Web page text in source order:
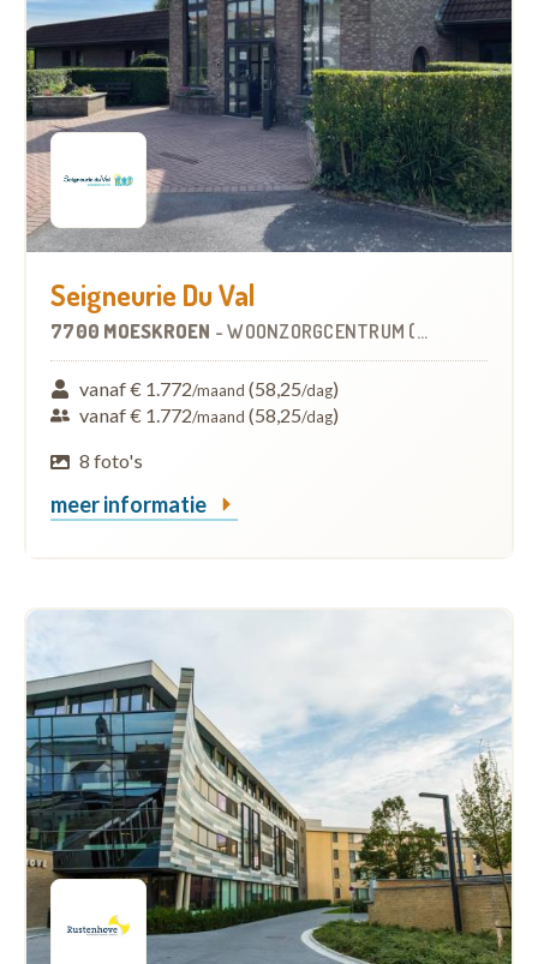
Seigneurie Du Val
7700 MOESKROEN -WOONZORGCENTRUM (WZC)
vanaf € 1.772/maand (58,25/dag)
vanaf € 1.772/maand (58,25/dag)
8 foto's
meer informatie